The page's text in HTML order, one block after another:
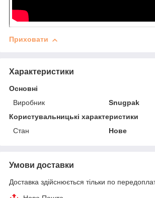
Приховати
Характеристики
Основні
Виробник
Snugpak
Користувальницькі характеристики
Стан
Нове
Умови доставки
Доставка здійснюється тільки по